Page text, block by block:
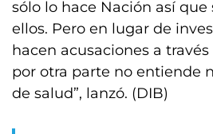
sólo lo hace Nación así
ellos. Pero en lugar de
hacen acusaciones a
por otra parte no entiende
de salud”, lanzó. (DIB)